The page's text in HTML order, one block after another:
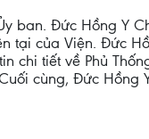
ban. Đức Hồng Y
tại của Viện. Đức
chi tiết về Phủ
cùng, Đức Hồng